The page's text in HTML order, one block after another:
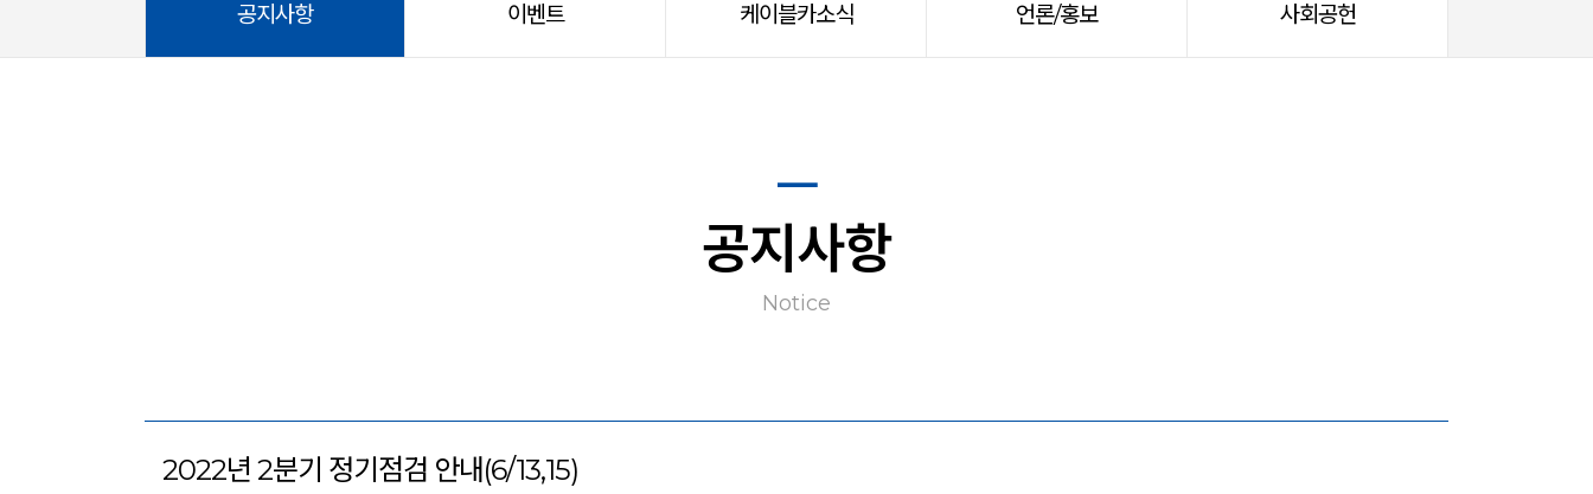
공지사항 이벤트 케이블카소식 언론/홍보 사회공헌
공지사항
Notice
2022년 2분기 정기점검 안내(6/13,15)